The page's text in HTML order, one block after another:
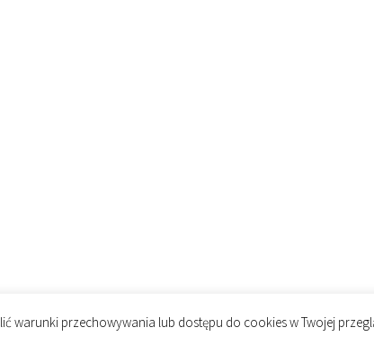
warunki przechowywania lub dostępu do cookies w Twojej